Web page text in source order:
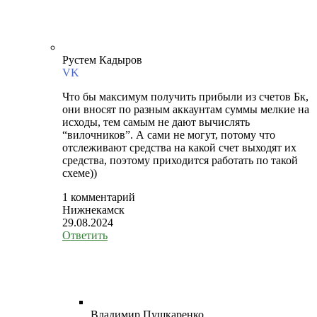
Рустем Кадыров
VK
Что бы максимум получить прибыли из счетов Бк,
они вносят по разным аккаунтам суммы мелкие на
исходы, тем самым не дают вычислять
“вилочников”. А сами не могут, потому что
отслеживают средства на какой счет выходят их
средства, поэтому приходится работать по такой
схеме))
1 комментарий
Нижнекамск
29.08.2024
Ответить
Владимир Пушкаренко